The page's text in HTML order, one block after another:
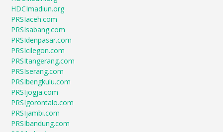
HDCImadiun.org
PRSIaceh.com
PRSIsabang.com
PRSIdenpasar.com
PRSIcilegon.com
PRSItangerang.com
PRSIserang.com
PRSIbengkulu.com
PRSIjogja.com
PRSIgorontalo.com
PRSIjambi.com
PRSIbandung.com